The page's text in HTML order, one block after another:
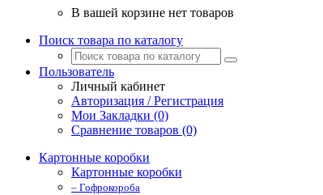
В вашей корзине нет товаров
Поиск товара по каталогу
Пользователь
Личный кабинет
Авторизация / Регистрация
Мои Закладки (0)
Сравнение товаров (0)
Картонные коробки
Картонные коробки
– Гофрокороба